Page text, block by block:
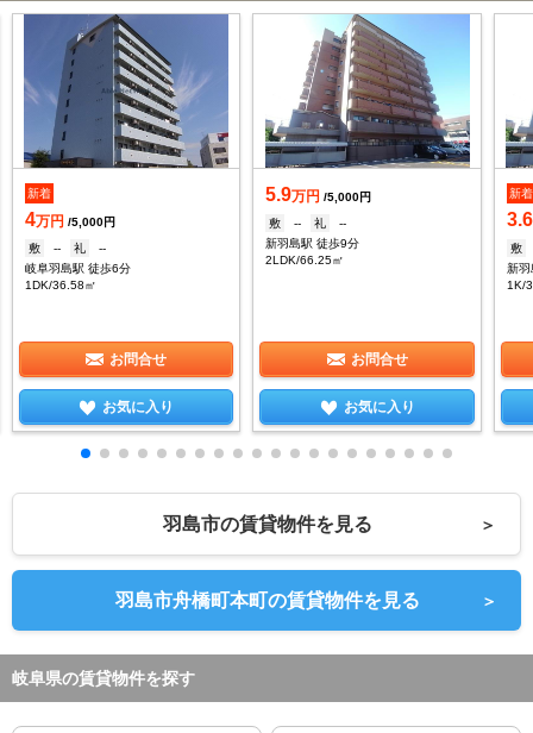
新着
4万円 /5,000円
敷
-- 礼
--
岐阜羽島駅 徒歩6分
1DK/36.58㎡
お問合せ
お気に入り
5.9万円 /5,000円
敷
-- 礼
--
新羽島駅 徒歩9分
2LDK/66.25㎡
お問合せ
お気に入り
新着
3.6
敷
新羽
1K/
羽島市の賃貸物件を見る ＞
羽島市舟橋町本町の賃貸物件を見る ＞
岐阜県の賃貸物件を探す